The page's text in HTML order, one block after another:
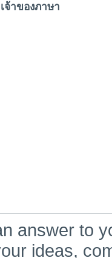
าของภาษา
answer to
ideas,